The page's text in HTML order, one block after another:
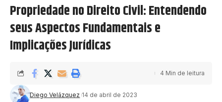
Propriedade no Direito Civil: Entendendo
seus Aspectos Fundamentais e
Implicações Jurídicas
Diego Velázquez 14 de abril de 2023
4 Min de leitura